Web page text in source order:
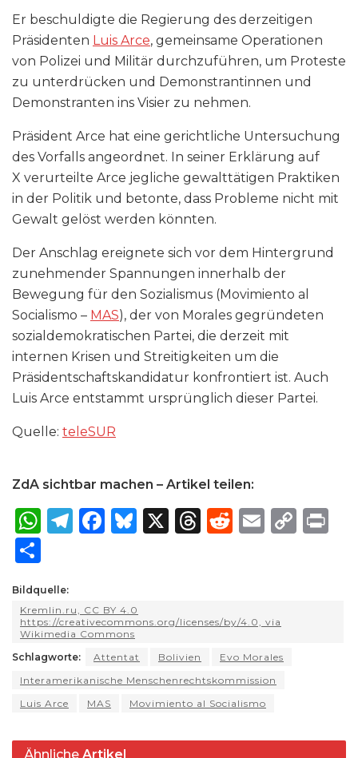
Er beschuldigte die Regierung des derzeitigen
Präsidenten Luis Arce, gemeinsame Operationen
von Polizei und Militär durchzuführen, um Proteste
zu unterdrücken und Demonstrantinnen und
Demonstranten ins Visier zu nehmen.
Präsident Arce hat eine gerichtliche Untersuchung
des Vorfalls angeordnet. In seiner Erklärung auf
X verurteilte Arce jegliche gewalttätigen Praktiken
in der Politik und betonte, dass Probleme nicht mit
Gewalt gelöst werden könnten.
Der Anschlag ereignete sich vor dem Hintergrund
zunehmender Spannungen innerhalb der
Bewegung für den Sozialismus (Movimiento al
Socialismo – MAS), der von Morales gegründeten
sozialdemokratischen Partei, die derzeit mit
internen Krisen und Streitigkeiten um die
Präsidentschaftskandidatur konfrontiert ist. Auch
Luis Arce entstammt ursprünglich dieser Partei.
Quelle: teleSUR
ZdA sichtbar machen – Artikel teilen:
W
ts
A
p
p
T
ra
m
F
b
o
o
k
B
k
y
X
T
d
R
t
E
C
ar
e
Bildquelle:
Kremlin.ru, CC BY 4.0
https://creativecommons.org/licenses/by/4.0, via
Wikimedia Commons
Schlagworte:
Attentat Bolivien
Evo Morales
Interamerikanische Menschenrechtskommission
Luis Arce
MAS Movimiento al Socialismo
Ähnliche Artikel